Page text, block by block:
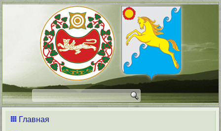
Главная